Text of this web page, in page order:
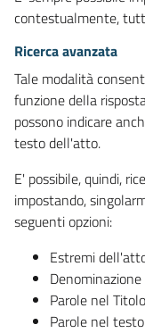
contestualmente,
Ricerca avanzata
Tale modalità
funzione della
possono indicare
testo dell'atto.
E' possibile, quindi,
impostando,
seguenti opzioni:
Estremi
Parole nel
Parole nel